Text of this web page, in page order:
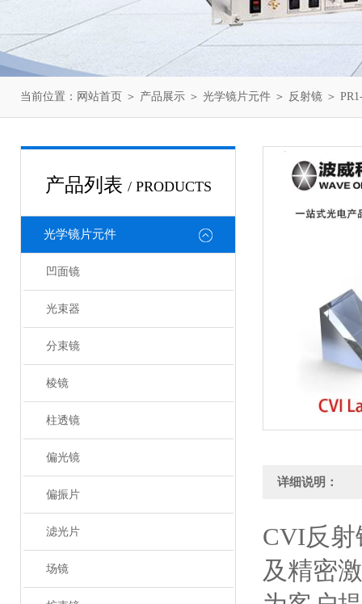
当前位置： 网站首页 ＞ 产品展示 ＞ 光学镜片元件 ＞ 反射镜 ＞
产品列表 / PRODUCTS
光学镜片元件
凹面镜
光束器
分束镜
棱镜
柱透镜
偏光镜
偏振片
滤光片
场镜
详细说明：
CVI反
及精密